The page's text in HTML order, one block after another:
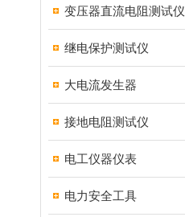
变压器直流电阻测试仪
继电保护测试仪
大电流发生器
接地电阻测试仪
电工仪器仪表
电力安全工具